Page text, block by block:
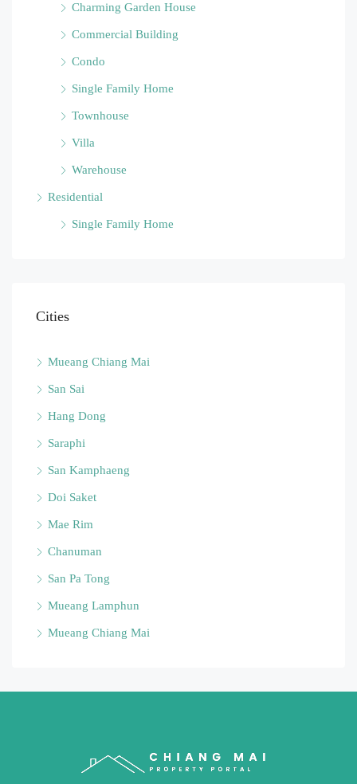
Charming Garden House
Commercial Building
Condo
Single Family Home
Townhouse
Villa
Warehouse
Residential
Single Family Home
Cities
Mueang Chiang Mai
San Sai
Hang Dong
Saraphi
San Kamphaeng
Doi Saket
Mae Rim
Chanuman
San Pa Tong
Mueang Lamphun
Mueang Chiang Mai